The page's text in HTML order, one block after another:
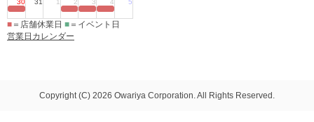
30 31 1 2 3 4 5
■ ＝店舗休業日 ■ ＝イベント日
営業日カレンダー
Copyright (C) 2026 Owariya Corporation. All Rights Reserved.